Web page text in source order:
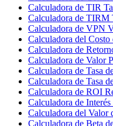
Calculadora de TIR
Calculadora de TIRM
Calculadora de VPN
Calculadora del Costo
Calculadora de
Calculadora de Valor
Calculadora de Tasa
Calculadora de Tasa
Calculadora de ROI
Calculadora de
Calculadora del Valor
Calculadora de Beta